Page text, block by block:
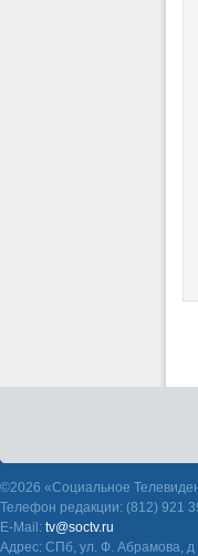
©2026 «Социальное
Телефон редакции: (812) 921
E-Mail: tv@soctv.ru
Адрес: СПб, ул. Ф. Абрамова, д